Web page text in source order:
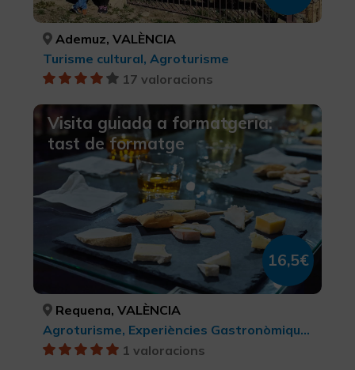
Ademuz, VALÈNCIA
Turisme cultural, Agroturisme
17 valoracions
Visita guiada a formatgeria:
tast de formatge
16,5€
Requena, VALÈNCIA
Agroturisme, Experiències Gastronòmiques l'Exquisit Mediterrani, Turisme rural i natural, Turisme rural, Turisme gastronòmic
1 valoracions